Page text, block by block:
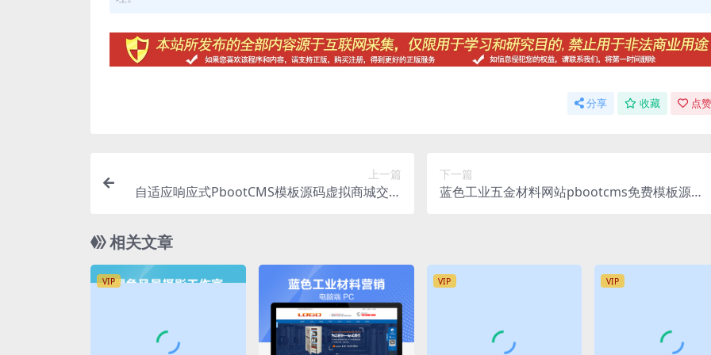
分享 收藏 点
上一篇
自适应响应式PbootCMS模板源码虚拟商城交易
下一篇
蓝色工业五金材料网站pbootcms免费模板源码
相关文章
VIP VIP VIP